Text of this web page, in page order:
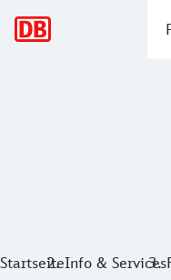
Fahrpläne &
StartseiteInfo & Services